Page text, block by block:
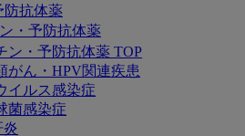
防抗体薬
・予防抗体薬
ン・予防抗体薬 TOP
がん・HPV関連疾患
イルス感染症
菌感染症
炎